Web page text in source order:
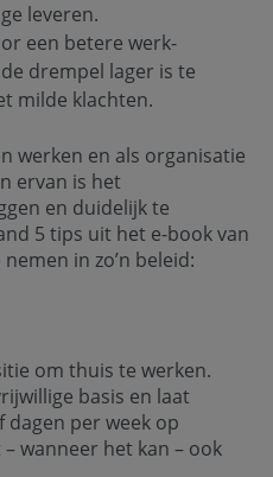
leveren.
een betere werk-
drempel lager is te
milde klachten.
werken en als organisatie
ervan is het
en duidelijk te
5 tips uit het e-book van
in zo’n beleid:
om thuis te werken.
basis en laat
dagen per week op
wanneer het kan – ook